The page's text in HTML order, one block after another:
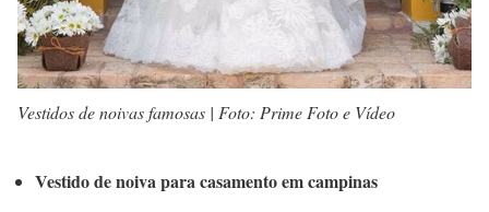
Vestidos de noivas famosas | Foto: Prime Foto e Vídeo
Vestido de noiva para casamento em campinas